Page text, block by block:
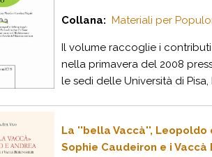
Collana: Materiali per
Il volume raccoglie i
nella primavera del 2008
le sedi delle Università di
La ''bella Vaccà'', Leopoldo
Sophie Caudeiron e i Vaccà